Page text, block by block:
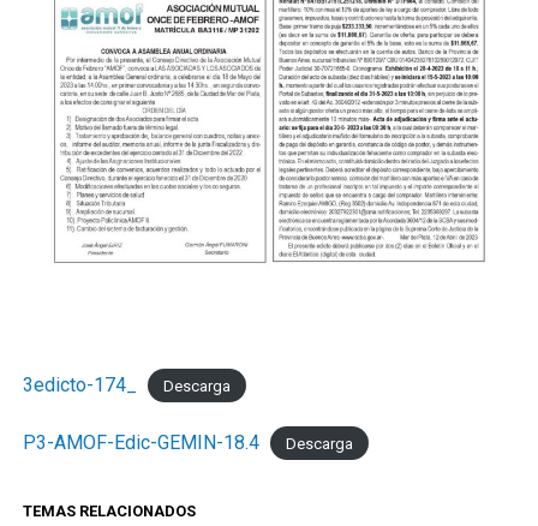
3edicto-174_ Descarga
P3-AMOF-Edic-GEMIN-18.4 Descarga
TEMAS RELACIONADOS